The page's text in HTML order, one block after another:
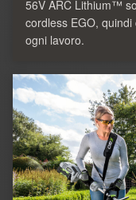
56V ARC Lithium™
cordless EGO,
ogni lavoro.